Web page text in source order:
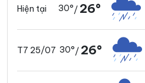
Hiện tại 30°/ 26°
T7 25/07 30°/ 26°